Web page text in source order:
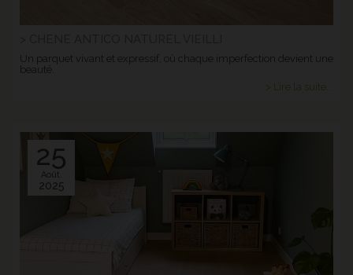
Un parquet vivant et expressif, où chaque imperfection devient une
beauté.
> Lire la suite...
25
Août.
2025